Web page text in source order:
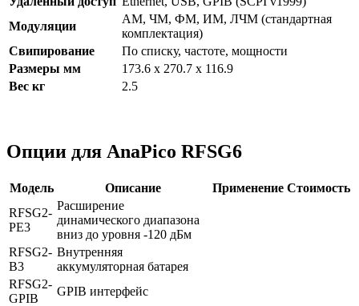
Модуляции
АМ, ЧМ, ФМ, ИМ, ЛЧМ (стандартная
комплектация)
Свипирование
По списку, частоте, мощности
Размеры мм
173.6 x 270.7 x 116.9
Вес кг
2.5
Опции для AnaPico RFSG6
Модель Описание Применение Стоимость
RFSG2-
PE3
Расширение
динамического диапазона
вниз до уровня -120 дБм
RFSG2-
B3
Внутренняя
аккумуляторная батарея
RFSG2-
GPIB
GPIB интерфейс